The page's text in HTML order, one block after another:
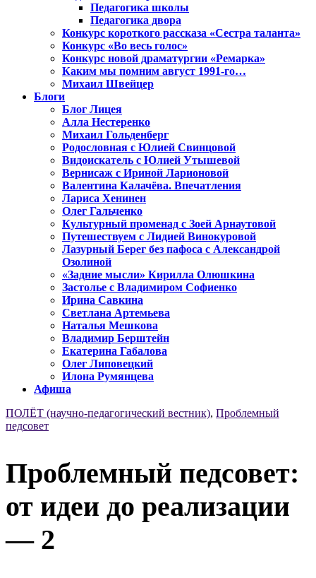
Педагогика школы
Педагогика двора
Конкурс короткого рассказа «Сестра таланта»
Конкурс «Во весь голос»
Конкурс новой драматургии «Ремарка»
Каким мы помним август 1991-го…
Михаил Швейцер
Блоги
Блог Лицея
Алла Нестеренко
Михаил Гольденберг
Родословная с Юлией Свинцовой
Видоискатель с Юлией Утышевой
Вернисаж с Ириной Ларионовой
Валентина Калачёва. Впечатления
Лариса Хенинен
Олег Гальченко
Культурный променад с Зоей Арнаутовой
Путешествуем с Лидией Винокуровой
Лазурный Берег без пафоса с Александрой
Озолиной
«Задние мысли» Кирилла Олюшкина
Застолье с Владимиром Софиенко
Ирина Савкина
Светлана Артемьева
Наталья Мешкова
Владимир Берштейн
Екатерина Габалова
Олег Липовецкий
Илона Румянцева
Афиша
ПОЛЁТ (научно-педагогический вестник), Проблемный
педсовет
Проблемный педсовет:
от идеи до реализации
— 2